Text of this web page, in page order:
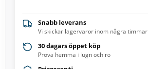
Snabb leverans
Vi skickar lagervaror inom några timmar
30 dagars öppet köp
Prova hemma i lugn och ro